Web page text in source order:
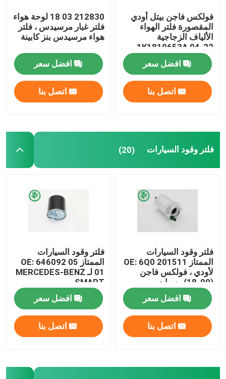
منتجات
أشرطة فيديو
معلومات عنا
جولة في المعمل
مراقبة الجودة
مرشحات هواء محرك السيارات
فلاتر هواء كابينة السيارات
فلتر وقود السيارات
فولكس فاجن بيتل أودي
المقصورة فلتر الهواء
الألياف الزجاجية
1K1819653A 04-22
افضل سعر
اتصل بنا
212830 03 18 لوحة هواء
فلتر غبار مرسيدس ، فلتر
هواء مرسيدس بنز كابينة
افضل سعر
اتصل بنا
فلتر وقود السيارات (20)
فلتر وقود السيارات
الممتاز OE: 6Q0 201511
لأودي ، فولكس فاجن
(00-18) ، سيات
افضل سعر
اتصل بنا
فلتر وقود السيارات
الممتاز OE: 646092 05
01 لـ MERCEDES-BENZ
، SMART
افضل سعر
اتصل بنا